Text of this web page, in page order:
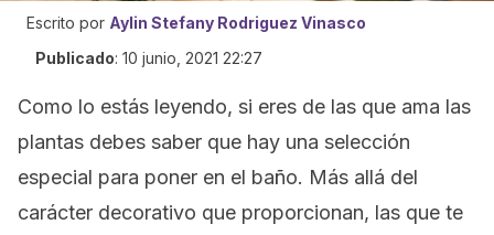
Escrito por Aylin Stefany Rodriguez Vinasco
Publicado: 10 junio, 2021 22:27
Como lo estás leyendo, si eres de las que ama las
plantas debes saber que hay una selección
especial para poner en el baño. Más allá del
carácter decorativo que proporcionan, las que te